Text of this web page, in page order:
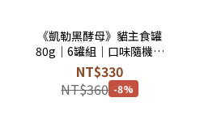
《凱勒黑酵母》貓主食罐
80g｜6罐組｜口味隨機｜
Let's Cate X Aureo
NT$330
NT$360 -8%